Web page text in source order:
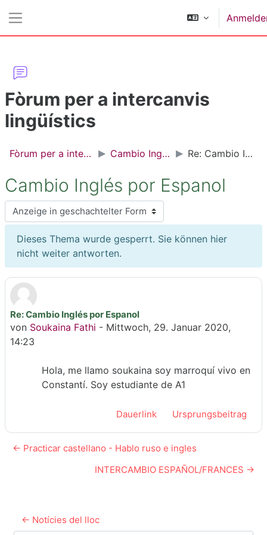
Fòrum per a intercanvis
lingüístics
Fòrum per a intercanvis lingüístics Cambio Inglés por Espanol Re: Cambio Inglés por Espanol
Cambio Inglés por Espanol
Anzeigemodus
Dieses Thema wurde gesperrt. Sie können hier
nicht weiter antworten.
Re: Cambio Inglés por Espanol
von Soukaina Fathi - Mittwoch, 29. Januar 2020,
14:23
Anzahl Antworten: 0
Hola, me llamo soukaina soy marroquí vivo en
Constantí. Soy estudiante de A1
Dauerlink Ursprungsbeitrag
← Practicar castellano - Hablo ruso e ingles
INTERCAMBIO ESPAÑOL/FRANCES →
← Notícies del lloc